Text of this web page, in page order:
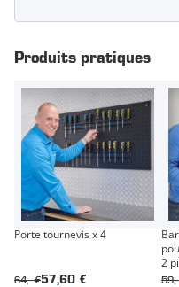
Produits pratiques
Porte tournevis x 4
57,60 €
64,- €
2